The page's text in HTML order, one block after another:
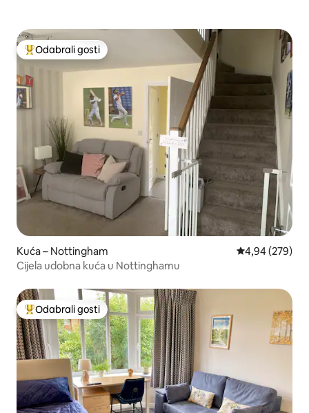
Među najviše rangiranima s oznakom „Odabrali gosti”
Odabrali gosti
Kuća – Nottingham Prosječna
4,94 (279)
Cijela udobna kuća u Nottinghamu
Među najviše rangiranima s oznakom „Odabrali gosti”
Odabrali gosti